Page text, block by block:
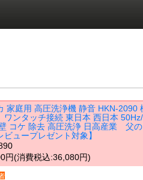
家庭用 高圧洗浄機 静音 HKN-2090
ワンタッチ接続 東日本 西日本
コケ 除去 高圧洗浄 日高産業 父の
ビュープレゼント対象】
円(消費税込:36,080円)